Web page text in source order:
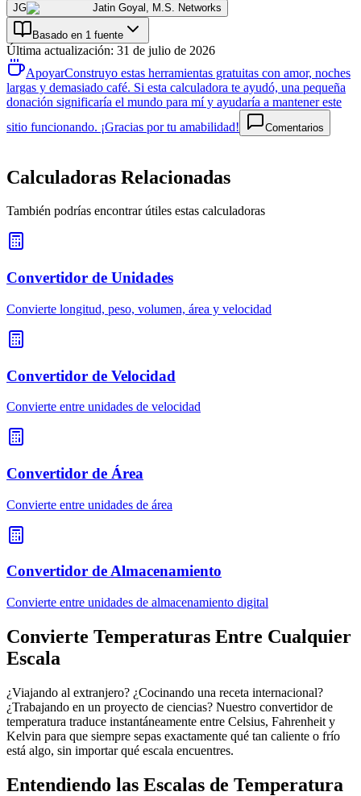
JG
Jatin Goyal M.S. Networks
Basado en 1 fuente
Última actualización: 31 de julio de 2026
ApoyarConstruyo estas herramientas gratuitas con amor, noches
largas y demasiado café. Si esta calculadora te ayudó, una pequeña
donación significaría el mundo para mí y ayudaría a mantener este
sitio funcionando. ¡Gracias por tu amabilidad!
Comentarios
Calculadoras Relacionadas
También podrías encontrar útiles estas calculadoras
Convertidor de Unidades
Convierte longitud, peso, volumen, área y velocidad
Convertidor de Velocidad
Convierte entre unidades de velocidad
Convertidor de Área
Convierte entre unidades de área
Convertidor de Almacenamiento
Convierte entre unidades de almacenamiento digital
Convierte Temperaturas Entre Cualquier
Escala
¿Viajando al extranjero? ¿Cocinando una receta internacional?
¿Trabajando en un proyecto de ciencias? Nuestro convertidor de
temperatura traduce instantáneamente entre Celsius, Fahrenheit y
Kelvin para que siempre sepas exactamente qué tan caliente o frío
está algo, sin importar qué escala encuentres.
Entendiendo las Escalas de Temperatura